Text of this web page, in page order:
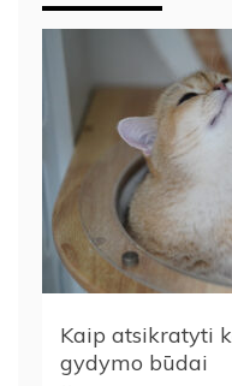
Kaip atsikratyti
gydymo būdai